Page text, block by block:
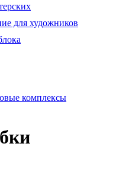
для художников
комплексы